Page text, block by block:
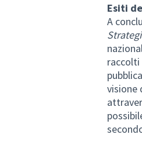
Esiti
A
raccolti
visione